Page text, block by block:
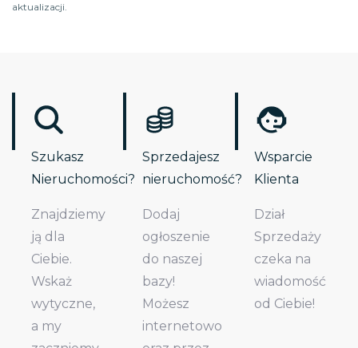
aktualizacji.
Szukasz
Nieruchomości?
Znajdziemy
ją dla
Ciebie.
Wskaż
wytyczne,
a my
Sprzedajesz
nieruchomość?
Dodaj
ogłoszenie
do naszej
bazy!
Możesz
internetowo
Wsparcie
Klienta
Dział
Sprzedaży
czeka na
wiadomość
od Ciebie!